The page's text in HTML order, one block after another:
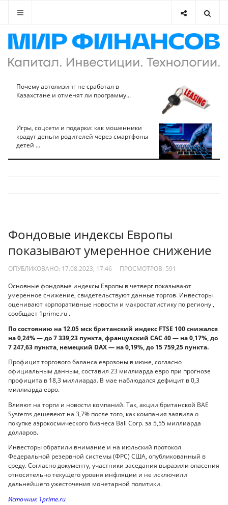
Почему автолизинг не сработал в
Казахстане и отменят ли программу...
Игры, соцсети и подарки: как мошенники
крадут деньги родителей через смартфоны
детей ...
Фондовые индексы Европы
показывают умеренное снижение
ОПУБЛИКОВАНО: 17.08.2023, 17:46 ПРОСМОТРОВ: 591
Основные фондовые индексы Европы в четверг показывают
умеренное снижение, свидетельствуют данные торгов. Инвесторы
оценивают корпоративные новости и макростатистику по региону ,
сообщает 1prime.ru .
По состоянию на 12.05 мск британский индекс FTSE 100 снижался
на 0,24% — до 7 339,23 пункта, французский CAC 40 — на 0,17%, до
7 247,63 пункта, немецкий DAX — на 0,19%, до 15 759,25 пункта.
Профицит торгового баланса еврозоны в июне, согласно
официальным данным, составил 23 миллиарда евро при прогнозе
профицита в 18,3 миллиарда. В мае наблюдался дефицит в 0,3
миллиарда евро.
Влияют на торги и новости компаний. Так, акции британской BAE
Systems дешевеют на 3,7% после того, как компания заявила о
покупке аэрокосмического бизнеса Ball Corp. за 5,55 миллиарда
долларов.
Инвесторы обратили внимание и на июльский протокол
Федеральной резервной системы (ФРС) США, опубликованный в
среду. Согласно документу, участники заседания выразили опасения
относительно текущего уровня инфляции и не исключили
дальнейшего ужесточения монетарной политики.
Источник 1prime.ru